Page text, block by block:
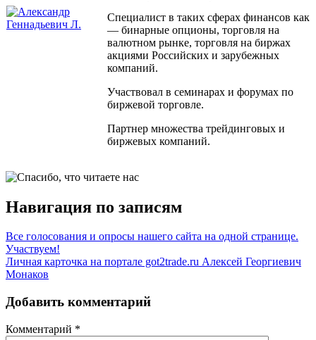
Специалист в таких сферах финансов как
— бинарные опционы, торговля на
валютном рынке, торговля на биржах
акциями Российских и зарубежных
компаний.
Участвовал в семинарах и форумах по
биржевой торговле.
Партнер множества трейдинговых и
биржевых компаний.
Навигация по записям
Все голосования и опросы нашего сайта на одной странице.
Участвуем!
Личная карточка на портале got2trade.ru Алексей Георгиевич
Монаков
Добавить комментарий
Комментарий *